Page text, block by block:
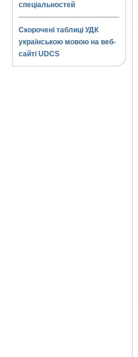
спеціальностей
Скорочені таблиці УДК
українською мовою на веб-
сайті UDCS